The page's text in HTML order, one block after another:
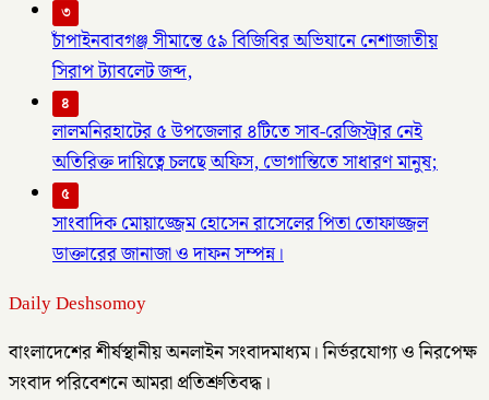
৩
চাঁপাইনবাবগঞ্জ সীমান্তে ৫৯ বিজিবির অভিযানে নেশাজাতীয়
সিরাপ ট্যাবলেট জব্দ,
৪
লালমনিরহাটের ৫ উপজেলার ৪টিতে সাব-রেজিস্ট্রার নেই
অতিরিক্ত দায়িত্বে চলছে অফিস, ভোগান্তিতে সাধারণ মানুষ;
৫
সাংবাদিক মোয়াজ্জেম হোসেন রাসেলের পিতা তোফাজ্জল
ডাক্তারের জানাজা ও দাফন সম্পন্ন।
Daily Deshsomoy
বাংলাদেশের শীর্ষস্থানীয় অনলাইন সংবাদমাধ্যম। নির্ভরযোগ্য ও নিরপেক্ষ
সংবাদ পরিবেশনে আমরা প্রতিশ্রুতিবদ্ধ।